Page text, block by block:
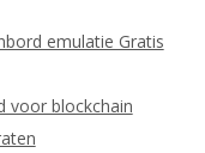
emulatie Gratis
voor blockchain